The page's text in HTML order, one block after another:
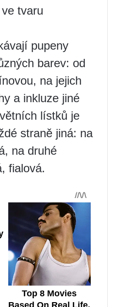
tvaru
pupeny
barev: od
na jejich
a inkluze jiné
lístků je
straně jiná: na
na druhé
fialová.